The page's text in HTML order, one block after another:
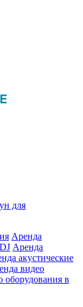
для
Аренда
Аренда
акустические
видео
оборудования в